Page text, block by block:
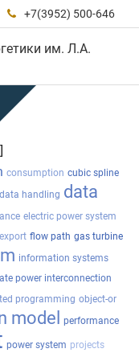
 +7(3952) 500-646
им. Л.А.
]
consumption cubic spline
data handling data
electric power system
export flow path gas turbine
information systems
power interconnection
programming object-or
model performance
power system projects